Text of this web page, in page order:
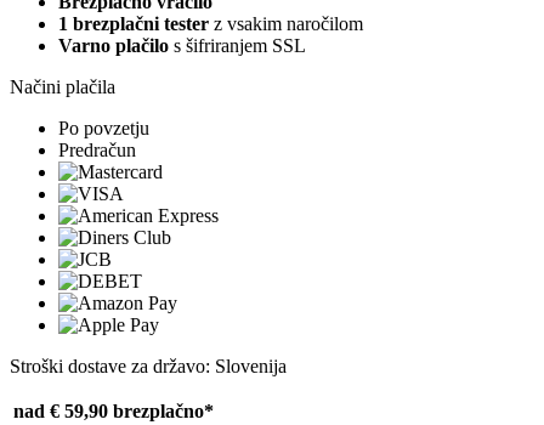
1 brezplačni tester z vsakim naročilom
Varno plačilo s šifriranjem SSL
Načini plačila
Po povzetju
Predračun
Stroški dostave za državo: Slovenija
nad € 59,90 brezplačno*